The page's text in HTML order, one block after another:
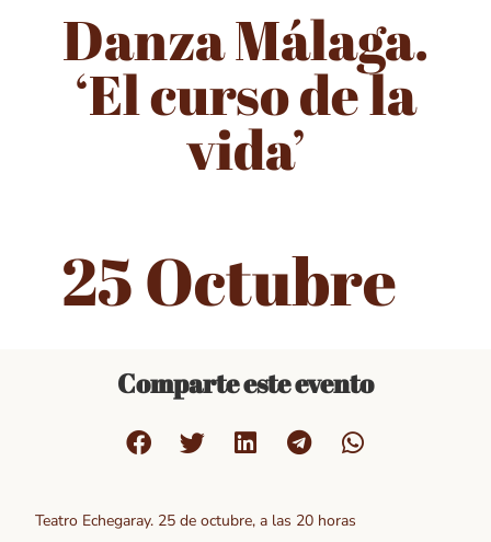
Danza Málaga.
‘El curso de la
vida’
25 Octubre
Comparte este evento
Teatro Echegaray. 25 de octubre, a las 20 horas